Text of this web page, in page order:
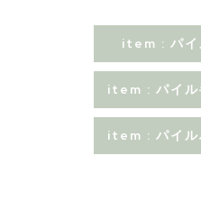
item : パイ
item : パイル
item : パイル